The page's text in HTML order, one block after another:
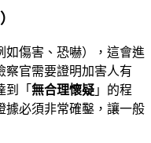
如傷害、恐嚇），這會進
察官需要證明加害人有
到「 無合理懷疑 」的程
據必須非常確鑿，讓一般